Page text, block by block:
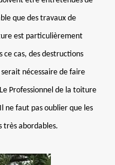
que des travaux de
est particulièrement
ce cas, des destructions
nécessaire de faire
Professionnel de la toiture
ne faut pas oublier que les
très abordables.